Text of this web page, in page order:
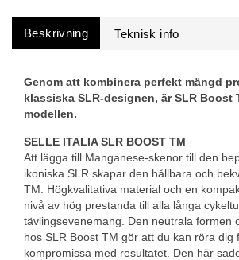
Beskrivning
Genom att kombinera perfekt mängd
klassiska SLR-designen, är SLR Boost
modellen.
SELLE ITALIA SLR BOOST TM
Att lägga till Manganese-skenor till den
ikoniska SLR skapar den hållbara och
TM. Högkvalitativa material och en
nivå av hög prestanda till alla långa
tävlingsevenemang. Den neutrala formen
hos SLR Boost TM gör att du kan röra dig
kompromissa med resultatet. Den här